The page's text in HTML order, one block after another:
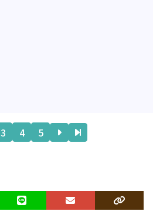
3 4 5